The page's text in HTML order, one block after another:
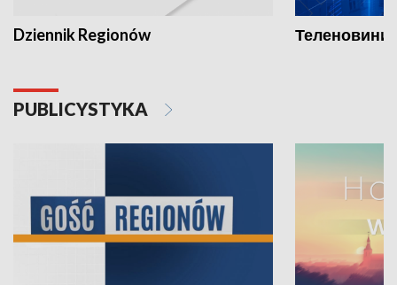
Dziennik Regionów Теленовини
PUBLICYSTYKA